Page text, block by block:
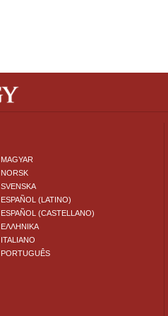
MAGYAR
NORSK
SVENSKA
ESPAÑOL (LATINO)
ESPAÑOL (CASTELLANO)
ΕΛΛΗΝΙΚA
ITALIANO
PORTUGUÊS